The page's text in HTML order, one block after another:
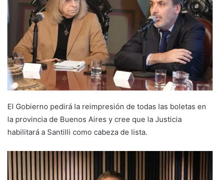
El Gobierno pedirá la reimpresión de todas las boletas en
la provincia de Buenos Aires y cree que la Justicia
habilitará a Santilli como cabeza de lista.